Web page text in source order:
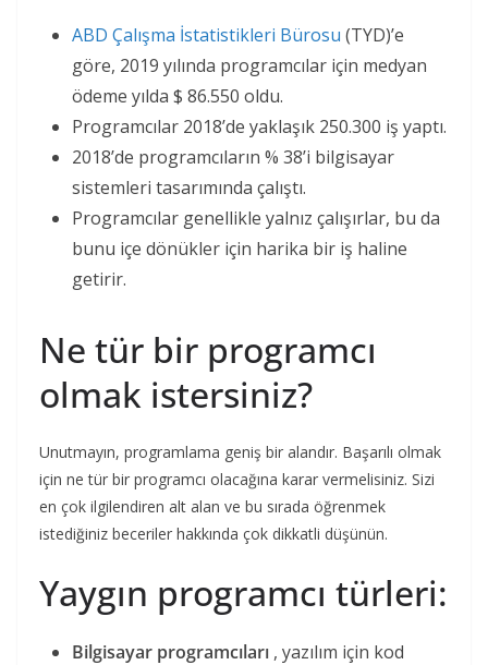
ABD Çalışma İstatistikleri Bürosu (TYD)’e
göre, 2019 yılında programcılar için medyan
ödeme yılda $ 86.550 oldu.
Programcılar 2018’de yaklaşık 250.300 iş yaptı.
2018’de programcıların % 38’i bilgisayar
sistemleri tasarımında çalıştı.
Programcılar genellikle yalnız çalışırlar, bu da
bunu içe dönükler için harika bir iş haline
getirir.
Ne tür bir programcı
olmak istersiniz?
Unutmayın, programlama geniş bir alandır. Başarılı olmak
için ne tür bir programcı olacağına karar vermelisiniz. Sizi
en çok ilgilendiren alt alan ve bu sırada öğrenmek
istediğiniz beceriler hakkında çok dikkatli düşünün.
Yaygın programcı türleri:
Bilgisayar programcıları , yazılım için kod